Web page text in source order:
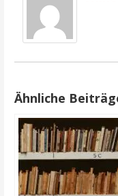
Ähnliche